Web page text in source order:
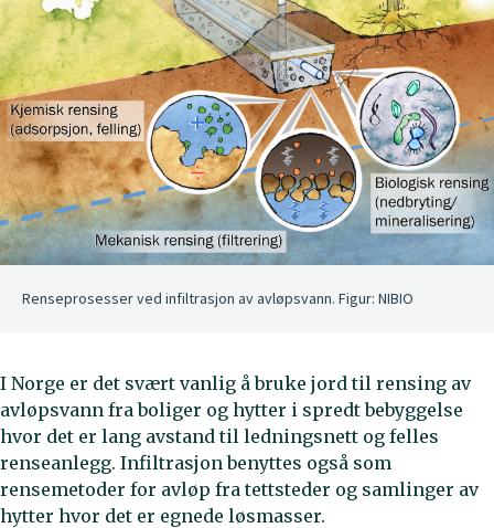
Renseprosesser ved infiltrasjon av avløpsvann. Figur: NIBIO
I Norge er det svært vanlig å bruke jord til rensing av
avløpsvann fra boliger og hytter i spredt bebyggelse
hvor det er lang avstand til ledningsnett og felles
renseanlegg. Infiltrasjon benyttes også som
rensemetoder for avløp fra tettsteder og samlinger av
hytter hvor det er egnede løsmasser.